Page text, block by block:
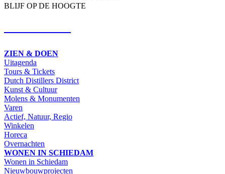
BLIJF OP DE HOOGTE
ZIEN & DOEN
Uitagenda
Tours & Tickets
Dutch Distillers District
Kunst & Cultuur
Molens & Monumenten
Varen
Actief, Natuur, Regio
Winkelen
Horeca
Overnachten
WONEN IN SCHIEDAM
Wonen in Schiedam
Nieuwbouwprojecten